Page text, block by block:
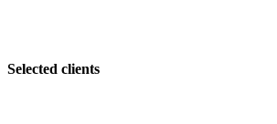
Selected clients